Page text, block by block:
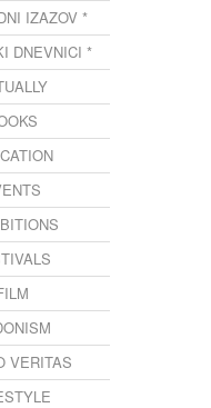
IZAZOV *
DNEVNICI *
VERITAS